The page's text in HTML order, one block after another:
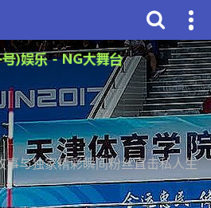
事与独家精彩瞬间粉丝直击私人生